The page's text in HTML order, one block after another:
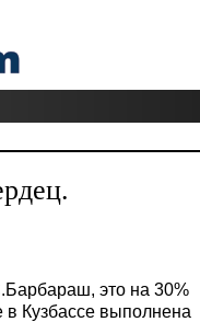
это на 30%
Кузбассе выполнена